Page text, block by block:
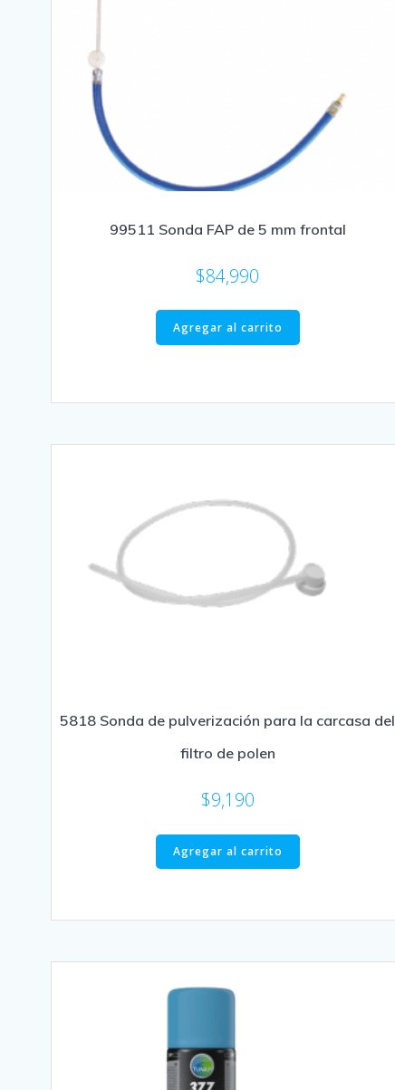
99511 Sonda FAP de 5 mm frontal
$84,990
Agregar al carrito
5818 Sonda de pulverización para la carcasa del
filtro de polen
$9,190
Agregar al carrito